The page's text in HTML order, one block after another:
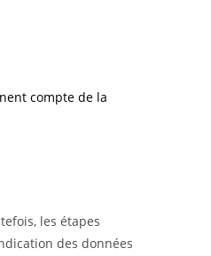
compte de la
les étapes
des données